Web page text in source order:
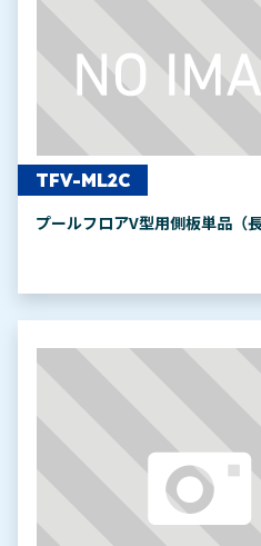
TFV-ML2C
プールフロアV型用側板単品（